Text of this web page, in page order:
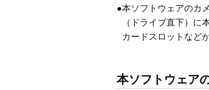
●本ソフトウェアのカ
（ドライブ直下）
カードスロットなど
本ソフトウェア